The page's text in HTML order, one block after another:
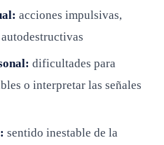
acciones impulsivas,
dificultades para
o interpretar las señales
sentido inestable de la